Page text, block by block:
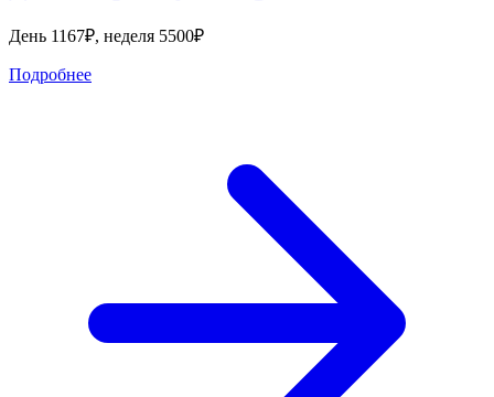
День 1167₽, неделя 5500₽
Подробнее